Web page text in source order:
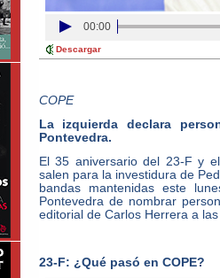
00:00
Descargar
COPE
La izquierda declara
Pontevedra.
El 35 aniversario del 23-F y
salen para la investidura de
bandas mantenidas este
Pontevedra de nombrar
editorial de Carlos Herrera a
23-F: ¿Qué pasó en COPE?